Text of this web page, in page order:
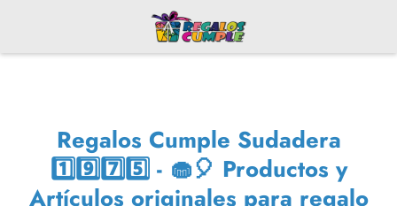
Regalos Cumple Sudadera
1️⃣9️⃣7️⃣5️⃣ - 🧁🎈 Productos y
Artículos originales para regalo